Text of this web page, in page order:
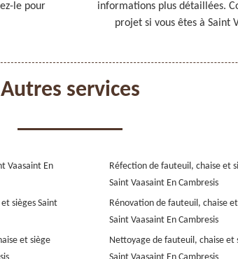
le pour
informations plus détaillées.
projet si vous êtes à Saint
Autres services
Vaasaint En
sièges Saint
et siège
Réfection de fauteuil, chaise et
Saint Vaasaint En Cambresis
Rénovation de fauteuil, chaise
Saint Vaasaint En Cambresis
Nettoyage de fauteuil, chaise et